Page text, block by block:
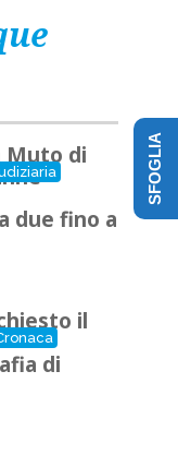
Muto di
due fino a
il
di
SFOGLIA